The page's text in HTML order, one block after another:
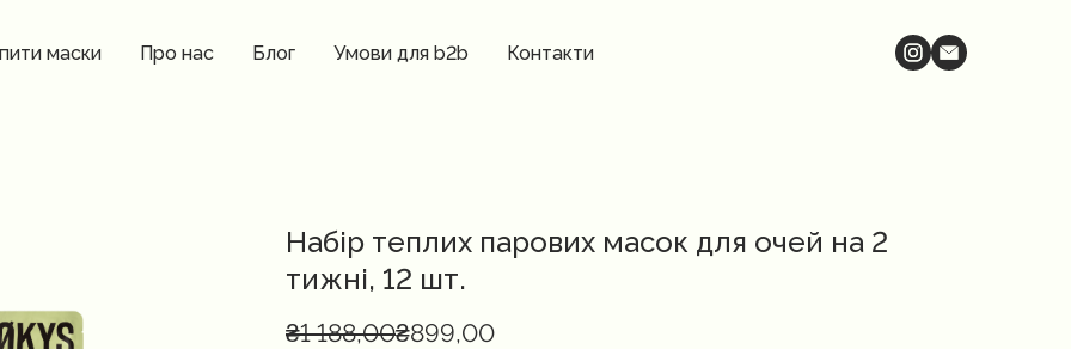
маски Про нас Блог Умови для b2b Контакти
Набір теплих парових масок для очей на 2
тижні, 12 шт.
₴1 188,00₴899,00